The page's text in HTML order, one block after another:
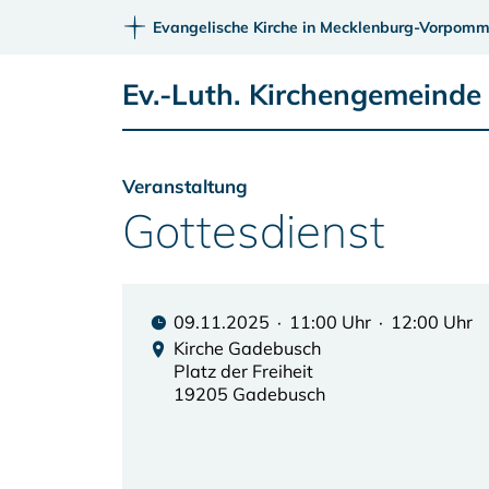
Evangelische Kirche in Mecklenburg-
Ev.-Luth.
Veranstaltung
Gottesdienst
09.11.2025 · 11:00 Uhr · 12:00 Uhr
Kirche Gadebusch
Platz der Freiheit
19205 Gadebusch